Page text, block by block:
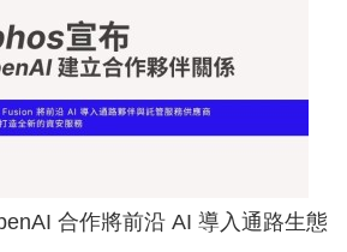
合作將前沿 AI 導入通路生態